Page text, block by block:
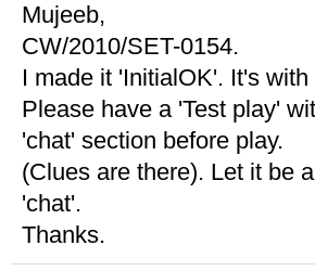
Mujeeb,
CW/2010/SET-0154.
I made it 'InitialOK'. It's with
Please have a 'Test play'
'chat' section before play.
(Clues are there). Let it be
'chat'.
Thanks.